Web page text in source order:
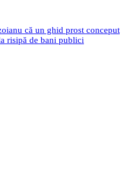
că un ghid prost conceput
risipă de bani publici